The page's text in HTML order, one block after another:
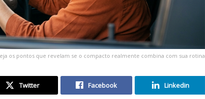
os pontos que revelam se o compacto realmente combina com sua rotina.
Twitter Facebook Linkedin